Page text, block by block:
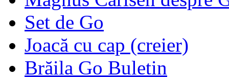
Set de Go
Joacă cu cap (creier)
Brăila Go Buletin